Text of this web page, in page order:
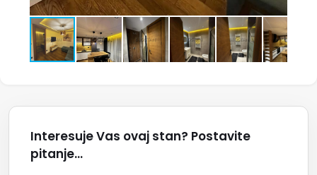
Interesuje Vas ovaj stan? Postavite
pitanje...